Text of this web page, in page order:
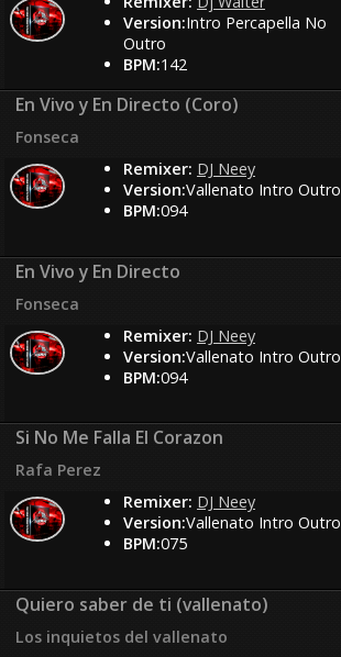
Version:Intro Percapella No
Outro
BPM:142
En Vivo y En Directo (Coro)
Fonseca
Remixer: DJ Neey
Version:Vallenato Intro Outro
BPM:094
En Vivo y En Directo
Fonseca
Remixer: DJ Neey
Version:Vallenato Intro Outro
BPM:094
Si No Me Falla El Corazon
Rafa Perez
Remixer: DJ Neey
Version:Vallenato Intro Outro
BPM:075
Quiero saber de ti (vallenato)
Los inquietos del vallenato